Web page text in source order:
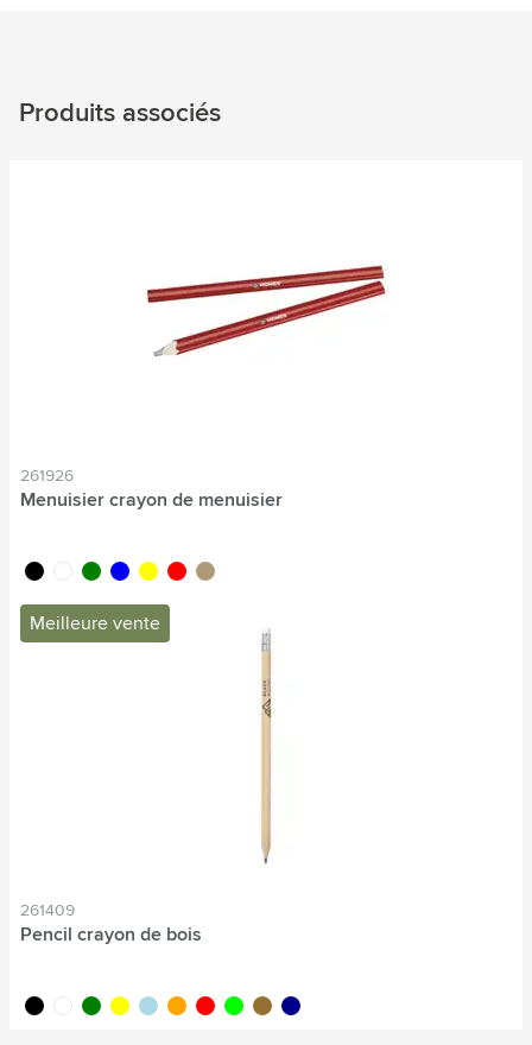
Produits associés
261926
Menuisier crayon de menuisier
noir blancvert bleu jaunerougebrun bois
Meilleure vente
261409
Pencil crayon de bois
noir blancvert jaunebleu clair
orangerougelime brun boisbleu foncé